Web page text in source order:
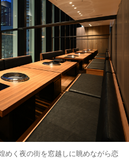
めく夜の街を窓越しに眺めながら恋